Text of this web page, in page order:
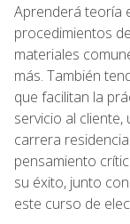
Aprenderá teoría
procedimientos
materiales
más. También
que facilitan la
servicio al cliente,
carrera
pensamiento
su éxito, junto
este curso de